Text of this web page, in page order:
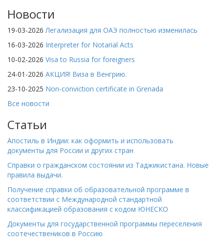
Новости
19-03-2026 Легализация для ОАЭ полностью изменилась
16-03-2026 Interpreter for Notarial Acts
10-02-2026 Visa to Russia for foreigners
24-01-2026 АКЦИЯ! Виза в Венгрию.
23-10-2025 Non-conviction certificate in Grenada
Все новости
Статьи
Апостиль в Индии: как оформить и использовать
документы для России и других стран
Справки о гражданском состоянии из Таджикистана. Новые
правила выдачи.
Получение справки об образовательной программе в
соответствии с Международной стандартной
классификацией образования с кодом ЮНЕСКО
Документы для государственной программы переселения
соотечествеников в Россию